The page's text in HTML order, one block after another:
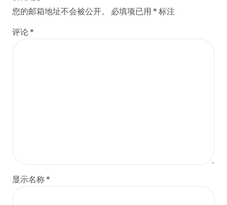
您的邮箱地址不会被公开。 必填项已用 * 标注
评论 *
显示名称 *